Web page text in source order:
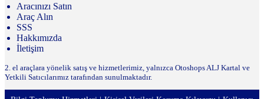
Aracınızı Satın
Araç Alın
SSS
Hakkımızda
İletişim
2. el araçlara yönelik satış ve hizmetlerimiz, yalnızca Otoshops ALJ Kartal ve
Yetkili Satıcılarımız tarafından sunulmaktadır.